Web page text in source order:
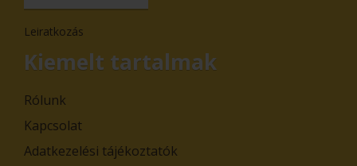
Leiratkozás
Kiemelt tartalmak
Rólunk
Kapcsolat
Adatkezelési tájékoztatók